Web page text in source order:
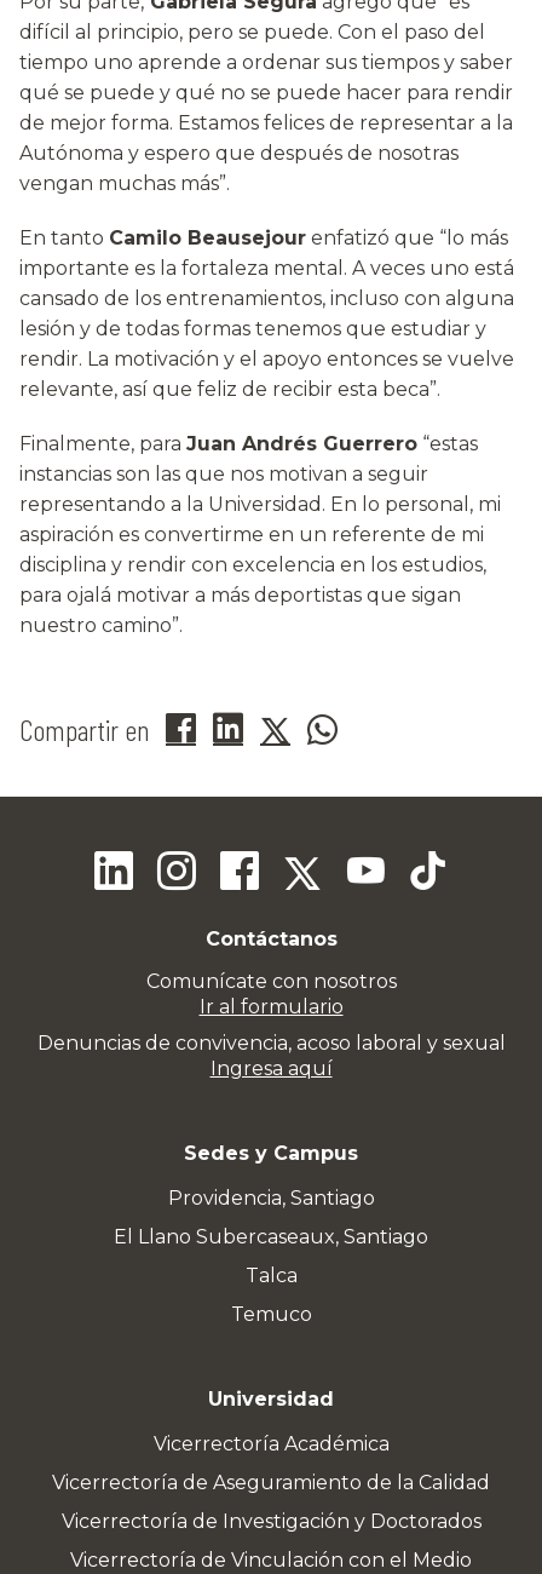
difícil al principio, pero se puede. Con el paso del
tiempo uno aprende a ordenar sus tiempos y saber
qué se puede y qué no se puede hacer para rendir
de mejor forma. Estamos felices de representar a la
Autónoma y espero que después de nosotras
vengan muchas más”.
En tanto Camilo Beausejour enfatizó que “lo más
importante es la fortaleza mental. A veces uno está
cansado de los entrenamientos, incluso con alguna
lesión y de todas formas tenemos que estudiar y
rendir. La motivación y el apoyo entonces se vuelve
relevante, así que feliz de recibir esta beca”.
Finalmente, para Juan Andrés Guerrero “estas
instancias son las que nos motivan a seguir
representando a la Universidad. En lo personal, mi
aspiración es convertirme en un referente de mi
disciplina y rendir con excelencia en los estudios,
para ojalá motivar a más deportistas que sigan
nuestro camino”.
Compartir en
Contáctanos
Comunícate con nosotros
Ir al formulario
Denuncias de convivencia, acoso laboral y sexual
Ingresa aquí
Sedes y Campus
Providencia, Santiago
El Llano Subercaseaux, Santiago
Talca
Temuco
Universidad
Vicerrectoría Académica
Vicerrectoría de Aseguramiento de la Calidad
Vicerrectoría de Investigación y Doctorados
Vicerrectoría de Vinculación con el Medio